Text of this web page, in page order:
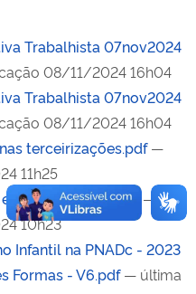
Trabalhista 07nov2024
08/11/2024 16h04
Trabalhista 07nov2024
08/11/2024 16h04
terceirizações.pdf —
11h25
LGBTI-Original.pdf —
10h23
Infantil na PNADc - 2023
Formas - V6.pdf — última